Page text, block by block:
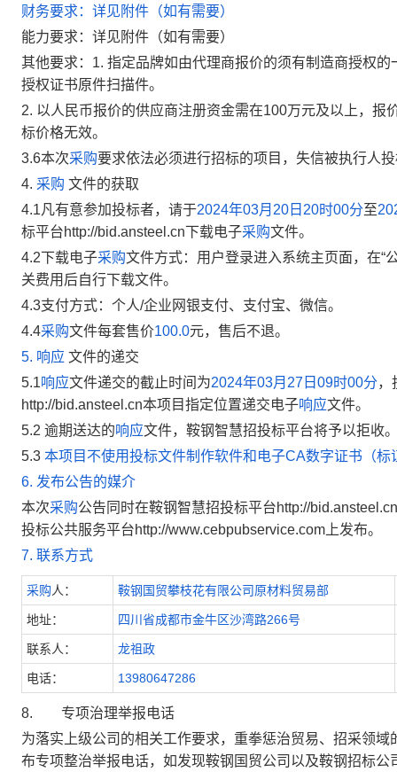
财务要求：详见附件（如有需要）
能力要求：详见附件（如有需要）
其他要求：1. 指定品牌如由代理商报价的须有制造商授权
授权证书原件扫描件。
2. 以人民币报价的供应商注册资金需在100万元及以上，
标价格无效。
3.6本次采购要求依法必须进行招标的项目，失信被执行人
4. 采购 文件的获取
4.1凡有意参加投标者，请于2024年03月20日20时00分至
标平台http://bid.ansteel.cn下载电子采购文件。
4.2下载电子采购文件方式：用户登录进入系统主页面，在“
关费用后自行下载文件。
4.3支付方式：个人/企业网银支付、支付宝、微信。
4.4采购文件每套售价100.0元，售后不退。
5. 响应 文件的递交
5.1响应文件递交的截止时间为2024年03月27日09时00分，
http://bid.ansteel.cn本项目指定位置递交电子响应文件。
5.2 逾期送达的响应文件， 鞍钢智慧招投标平台将予以拒收
5.3 本项目不使用投标文件制作软件和电子CA数字证书（标
6. 发布公告的媒介
本次采购公告同时在鞍钢智慧招投标平台http://
投标公共服务平台http://www.cebpubservice.com上发布。
7. 联系方式
采购人： 鞍钢国贸攀枝花有限公司原材料贸易部
地址： 四川省成都市金牛区沙湾路266号
联系人： 龙祖政
电话： 13980647286
8.
专项治理举报电话
为落实上级公司的相关工作要求，重拳惩治贸易、招采领
布专项整治举报电话，如发现鞍钢国贸公司以及鞍钢招标